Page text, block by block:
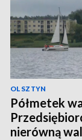
OLSZTYN
Półmetek
nierówną